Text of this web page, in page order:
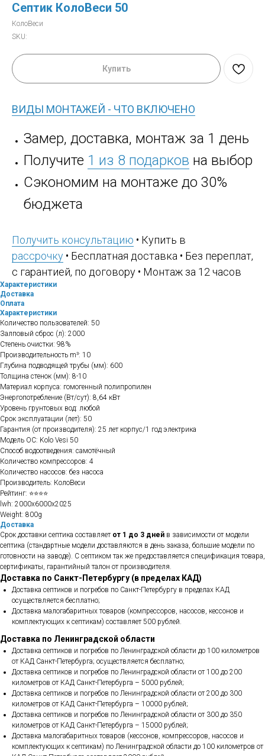
Септик КолоВеси 50
КолоВеси
SKU:
Купить
ВИДЫ МОНТАЖЕЙ - ЧТО ВКЛЮЧЕНО
Замер, доставка, монтаж за 1 день
Получите 1 из 8 подарков на выбор
Сэкономим на монтаже до 30%
бюджета
Получить консультацию • Купить в
рассрочку • Бесплатная доставка • Без переплат,
с гарантией, по договору • Монтаж за 12 часов
Характеристики
Доставка
Оплата
Характеристики
Количество пользователей: 50
Залповый сброс (л): 2000
Степень очистки: 98%
Производительность m³: 10
Глубина подводящей трубы (мм): 600
Толщина стенок (мм): 8-10
Материал корпуса: гомогенный полипропилен
Энергопотребление (Вт/сут): 8,64 кВт
Уровень грунтовых вод: любой
Срок эксплуатации (лет): 50
Гарантия (от производителя): 25 лет корпус/1 год электрика
Модель ОС: Kolo Vesi 50
Способ водоотведения: самотёчный
Количество компрессоров: 4
Количество насосов: без насоса
Производитель: КолоВеси
Рейтинг: ⭐⭐⭐⭐
lwh: 2000x6000x2025
Weight: 800g
Доставка
Срок доставки септика составляет от 1 до 3 дней в зависимости от модели
септика (стандартные модели доставляются в день заказа, большие модели по
готовности на заводе). С септиком так же предоставляется спецификация товара,
сертификаты, гарантийный талон от производителя.
Доставка по Санкт-Петербургу (в пределах КАД)
Доставка септиков и погребов по Санкт-Петербургу в пределах КАД
осуществляется бесплатно;
Доставка малогабаритных товаров (компрессоров, насосов, кессонов и
комплектующих к септикам) составляет 500 рублей.
Доставка по Ленинградской области
Доставка септиков и погребов по Ленинградской области до 100 километров
от КАД Санкт-Петербурга; осуществляется бесплатно;
Доставка септиков и погребов по Ленинградской области от 100 до 200
километров от КАД Санкт-Петербурга – 5000 рублей;
Доставка септиков и погребов по Ленинградской области от 200 до 300
километров от КАД Санкт-Петербурга – 10000 рублей;
Доставка септиков и погребов по Ленинградской области от 300 до 350
километров от КАД Санкт-Петербурга – 15000 рублей;
Доставка малогабаритных товаров (кессонов, компрессоров, насосов и
комплектующих к септикам) по Ленинградской области до 100 километров от